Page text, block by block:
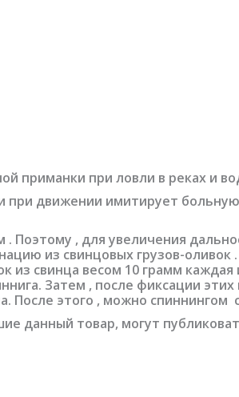
приманки при ловли в реках и
движении имитирует
Поэтому , для увеличения
из свинцовых грузов-
из свинца весом 10 грамм
Затем , после фиксации
После этого , можно спиннингом
данный товар, могут